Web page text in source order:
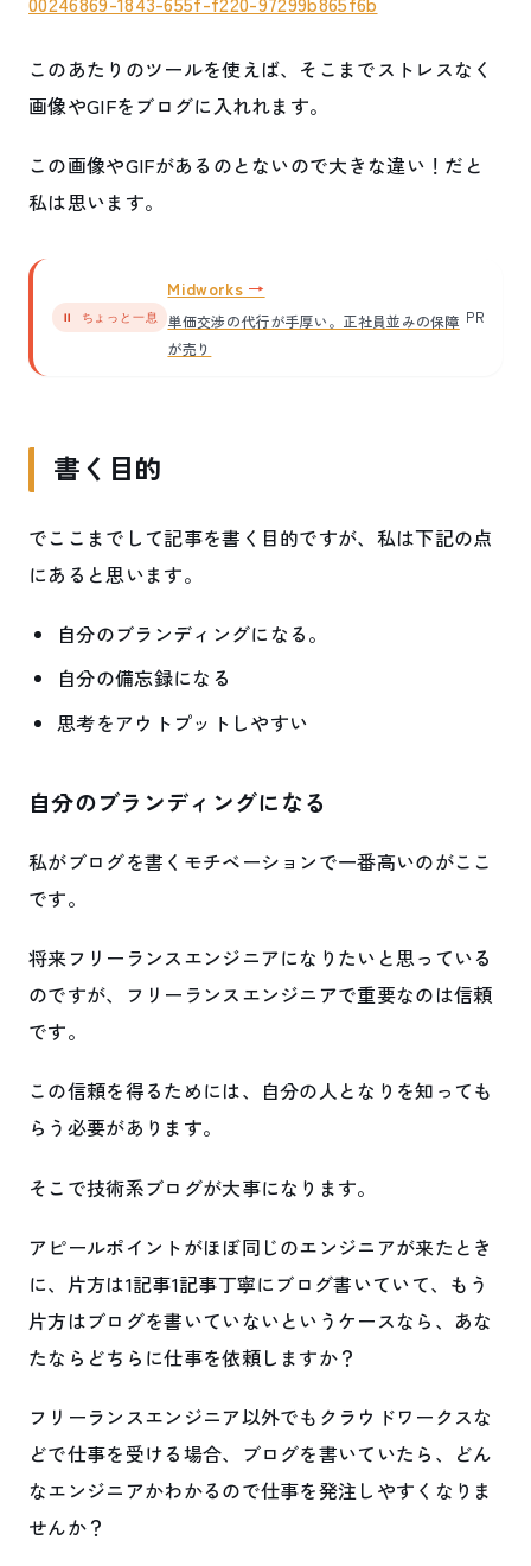
このあたりのツールを使えば、そこまでストレスなく
画像やGIFをブログに入れれます。
この画像やGIFがあるのとないので大きな違い！だと
私は思います。
⏸ ちょっと一息
Midworks
単価交渉の代行が手厚い。正社員並みの保障
が売り
PR
書く目的
でここまでして記事を書く目的ですが、私は下記の点
にあると思います。
自分のブランディングになる。
自分の備忘録になる
思考をアウトプットしやすい
自分のブランディングになる
私がブログを書くモチベーションで一番高いのがここ
です。
将来フリーランスエンジニアになりたいと思っている
のですが、フリーランスエンジニアで重要なのは信頼
です。
この信頼を得るためには、自分の人となりを知っても
らう必要があります。
そこで技術系ブログが大事になります。
アピールポイントがほぼ同じのエンジニアが来たとき
に、片方は1記事1記事丁寧にブログ書いていて、もう
片方はブログを書いていないというケースなら、あな
たならどちらに仕事を依頼しますか？
フリーランスエンジニア以外でもクラウドワークスな
どで仕事を受ける場合、ブログを書いていたら、どん
なエンジニアかわかるので仕事を発注しやすくなりま
せんか？